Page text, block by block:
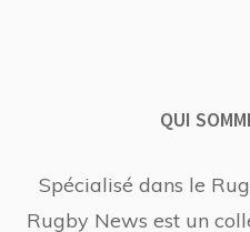
QUI
Spécialisé dans le
Rugby News est un